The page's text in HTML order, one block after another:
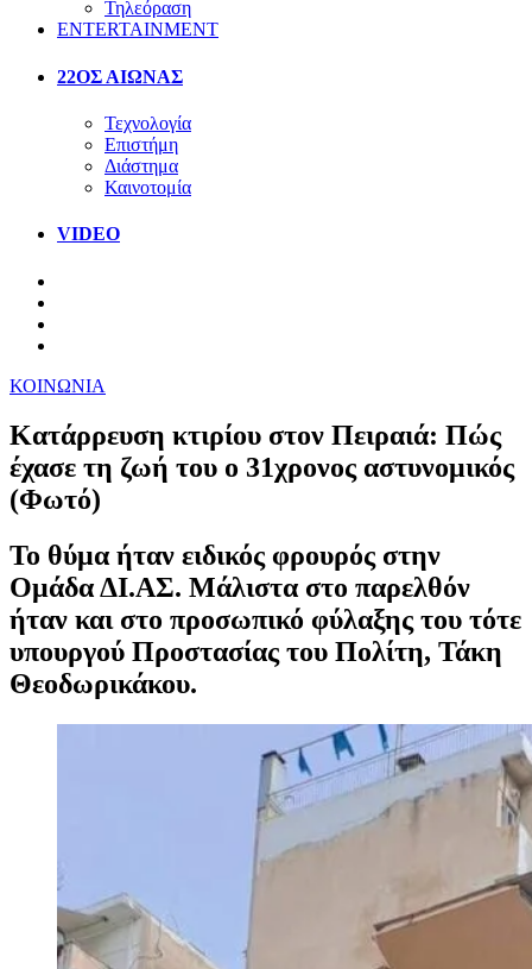
Τηλεόραση
ENTERTAINMENT
22ΟΣ ΑΙΩΝΑΣ
Τεχνολογία
Επιστήμη
Διάστημα
Καινοτομία
VIDEO
ΚΟΙΝΩΝΙΑ
Κατάρρευση κτιρίου στον Πειραιά: Πώς
έχασε τη ζωή του ο 31χρονος αστυνομικός
(Φωτό)
Το θύμα ήταν ειδικός φρουρός στην
Ομάδα ΔΙ.ΑΣ. Μάλιστα στο παρελθόν
ήταν και στο προσωπικό φύλαξης του τότε
υπουργού Προστασίας του Πολίτη, Τάκη
Θεοδωρικάκου.